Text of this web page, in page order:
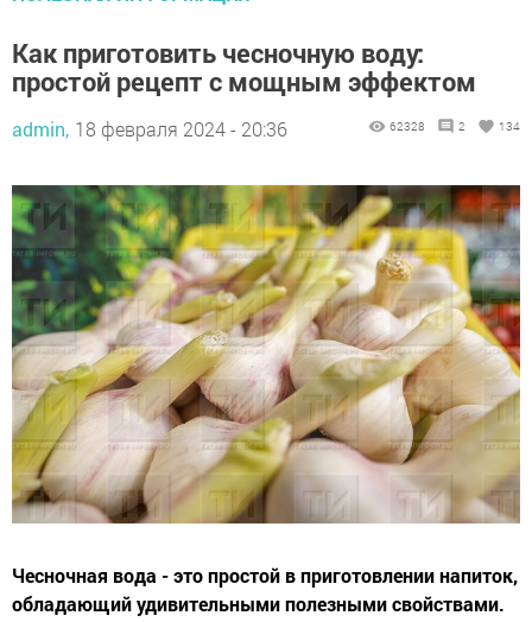
Как приготовить чесночную воду:
простой рецепт с мощным эффектом
admin, 18 февраля 2024 - 20:36 62328 2 134
Чесночная вода - это простой в приготовлении напиток,
обладающий удивительными полезными свойствами.